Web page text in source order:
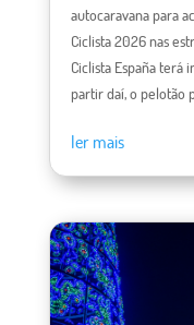
autocaravana para
Ciclista 2026 nas
Ciclista España terá
partir daí, o pelotão
ler mais